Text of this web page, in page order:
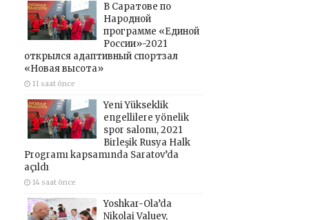
В Саратове по
Народной
программе «Единой
России»-2021
открылся адаптивный спортзал
«Новая высота»
11 saat önce
Yeni Yükseklik
engellilere yönelik
spor salonu, 2021
Birleşik Rusya Halk
Programı kapsamında Saratov’da
açıldı
14 saat önce
Yoshkar-Ola’da
Nikolai Valuev,